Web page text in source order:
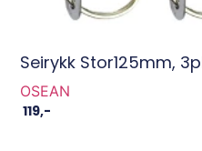
Seirykk Stor125mm,
OSEAN
119,-